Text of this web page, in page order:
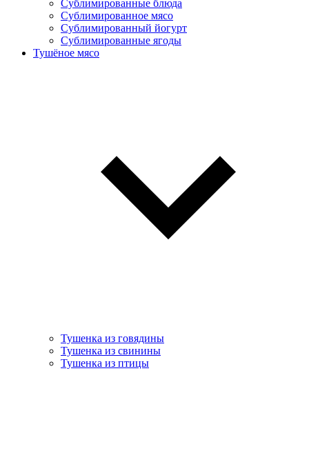
Сублимированные блюда
Cублимированное мясо
Сублимированный йогурт
Сублимированные ягоды
Тушёное мясо
Тушенка из говядины
Тушенка из свинины
Тушенка из птицы